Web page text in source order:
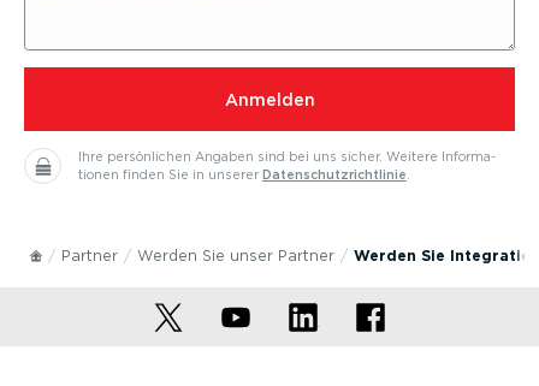
⁠Anmelden
Ihre persön­lichen Angaben sind bei uns sicher. Weitere Infor­ma­
tionen finden Sie in unserer Daten­schutz­richt­linie.
Partner Werden Sie unser Partner Werden Sie